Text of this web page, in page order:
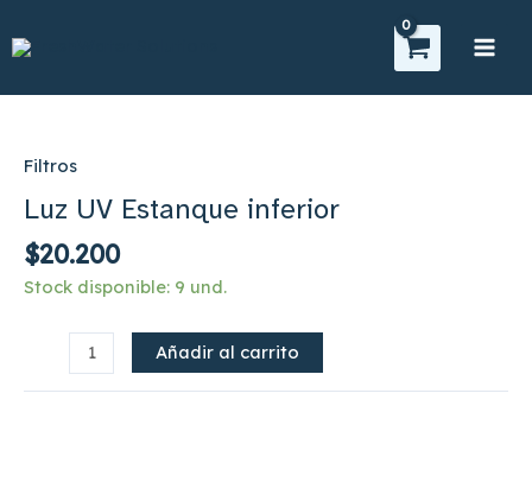
al
Filtros
Luz UV Estanque inferior
$20.200
Stock disponible: 9 und.
Estanque
cantidad
Añadir al carrito